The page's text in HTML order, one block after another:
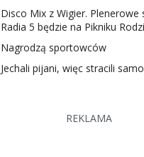
Disco Mix z Wigier. Plenerowe
Radia 5 będzie na Pikniku
Nagrodzą sportowców
Jechali pijani, więc stracili
REKLAMA